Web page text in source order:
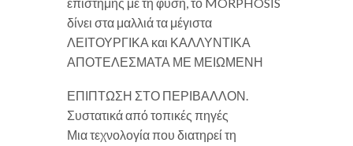
δίνει στα μαλλιά τα μέγιστα
ΛΕΙΤΟΥΡΓΙΚΑ και ΚΑΛΛΥΝΤΙΚΑ
ΑΠΟΤΕΛΕΣΜΑΤΑ ΜΕ ΜΕΙΩΜΕΝΗ
ΕΠΙΠΤΩΣΗ ΣΤΟ ΠΕΡΙΒΑΛΛΟΝ.
Συστατικά από τοπικές πηγές
Μια τεχνολογία που διατηρεί τη